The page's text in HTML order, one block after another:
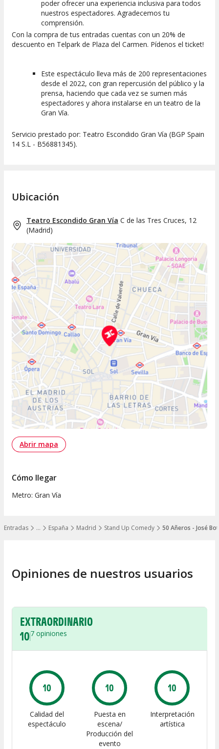
…
Mostrar todos los niveles
Entradas España Madrid Stand Up Comedy 50 Añeros - José
poder ofrecer una experiencia inclusiva para todos
nuestros espectadores. Agradecemos tu
comprensión.
Con la compra de tus entradas cuentas con un 20% de
descuento en Telpark de Plaza del Carmen. Pídenos el ticket!
Este espectáculo lleva más de 200 representaciones
desde el 2022, con gran repercusión del público y la
prensa, haciendo que cada vez se sumen más
espectadores y ahora instalarse en un teatro de la
Gran Vía.
Servicio prestado por: Teatro Escondido Gran Vía (BGP Spain
14 S.L - B56881345).
Ubicación
Teatro Escondido Gran Vía C de las Tres Cruces, 12
(Madrid)
Abrir mapa
Cómo llegar
Metro: Gran Vía
Opiniones de nuestros usuarios
EXTRAORDINARIO
107 opiniones
10
Calidad del
espectáculo
10
Puesta en
escena/
Producción del
evento
10
Interpretación
artística